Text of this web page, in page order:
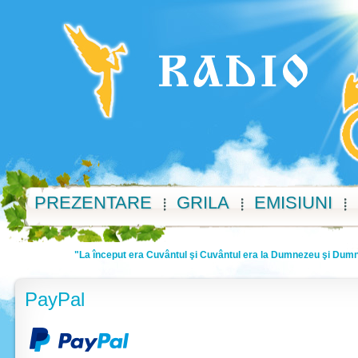
"La început era Cuvântul şi Cuvântul era la Dumnezeu şi
PREZENTARE GRILA EMISIUNI
PayPal